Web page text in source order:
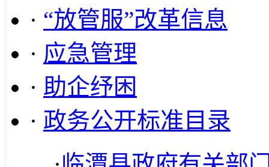
· “放管服”改革信息
· 应急管理
· 助企纾困
· 政务公开标准目录